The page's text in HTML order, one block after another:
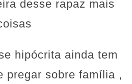
desse rapaz mais
hipócrita ainda tem
pregar sobre família ,